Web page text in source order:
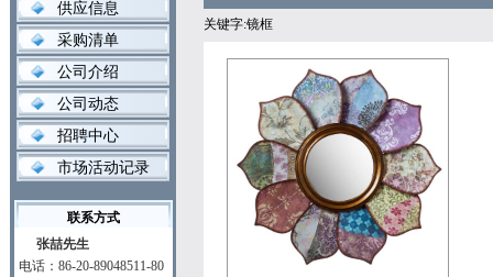
供应信息
采购清单
公司介绍
公司动态
招聘中心
市场活动记录
联系方式
张喆先生
电话：86-20-89048511-80
关键字:镜框